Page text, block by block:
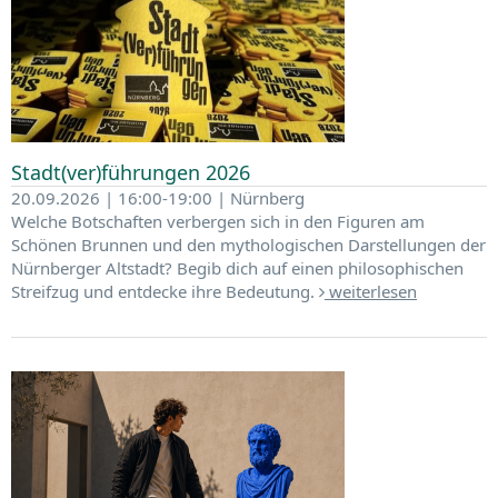
Stadt(ver)führungen 2026
20.09.2026 | 16:00-19:00 | Nürnberg
Welche Botschaften verbergen sich in den Figuren am
Schönen Brunnen und den mythologischen Darstellungen der
Nürnberger Altstadt? Begib dich auf einen philosophischen
Streifzug und entdecke ihre Bedeutung.
weiterlesen